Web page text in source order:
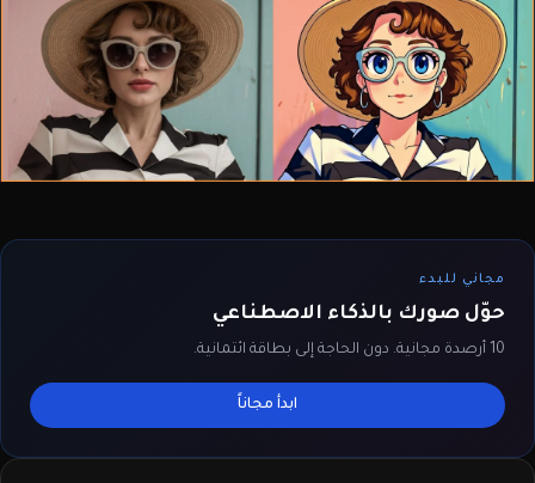
مجاني للبدء
حوّل صورك بالذكاء الاصطناعي
10 أرصدة مجانية. دون الحاجة إلى بطاقة ائتمانية.
ابدأ مجاناً